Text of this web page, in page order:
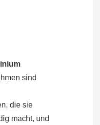
sind
die sie
macht, und